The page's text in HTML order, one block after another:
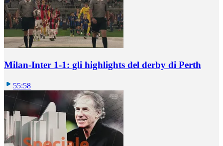
Milan-Inter 1-1: gli highlights del derby di Perth
55:58